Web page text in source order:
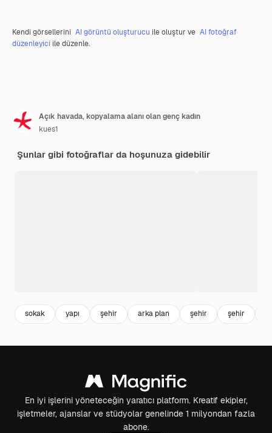
Kendi görsellerini AI görüntü oluşturucu ile oluştur ve AI fotoğraf
düzenleyici ile düzenle.
Açık havada, kopyalama alanı olan genç kadın
kues1
Şunlar gibi fotoğraflar da hoşunuza gidebilir
sokak yapı şehir arka plan şehir şehir
En iyi işlerini yöneteceğin yaratıcı platform. Kreatif ekipler,
işletmeler, ajanslar ve stüdyolar genelinde 1 milyondan fazla
abone.